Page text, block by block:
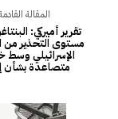
المقالة
تقرير أميركي:
مستوى التحذير
الإسرائيلي وسط
متصاعدة بشأن